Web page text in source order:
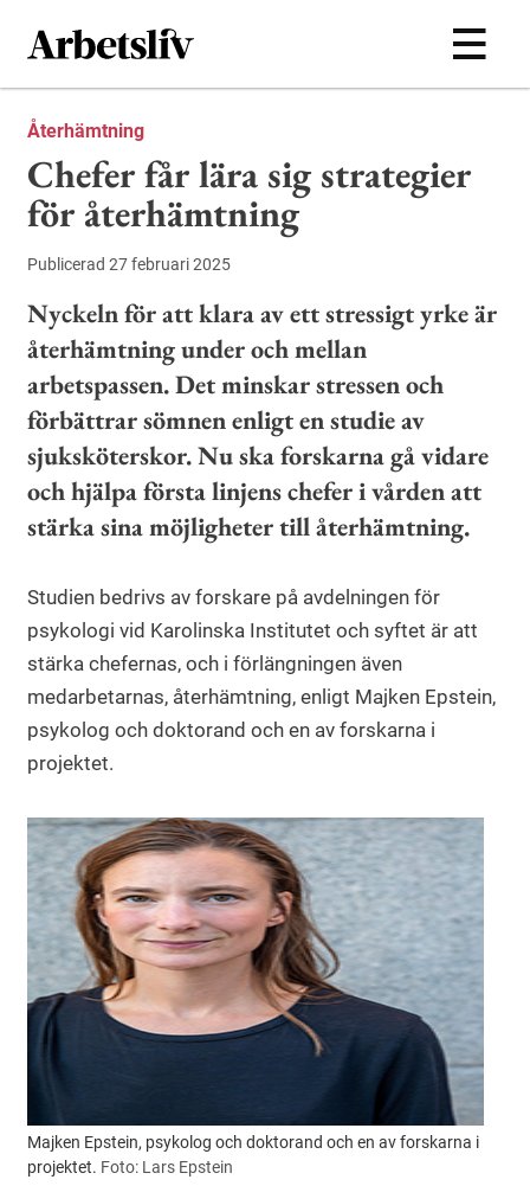
Hoppa till huvudinnehållet
Återhämtning
Chefer får lära sig strategier
för återhämtning
Publicerad 27 februari 2025
Nyckeln för att klara av ett stressigt yrke är
återhämtning under och mellan
arbetspassen. Det minskar stressen och
förbättrar sömnen enligt en studie av
sjuksköterskor. Nu ska forskarna gå vidare
och hjälpa första linjens chefer i vården att
stärka sina möjligheter till återhämtning.
Studien bedrivs av forskare på avdelningen för
psykologi vid Karolinska Institutet och syftet är att
stärka chefernas, och i förlängningen även
medarbetarnas, återhämtning, enligt Majken Epstein,
psykolog och doktorand och en av forskarna i
projektet.
Majken Epstein, psykolog och doktorand och en av forskarna i
projektet. Foto: Lars Epstein